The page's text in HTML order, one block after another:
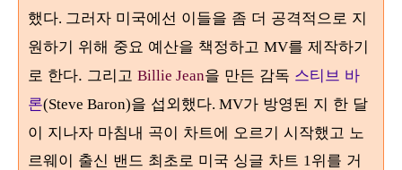
했다. 그러자 미국에선 이들을 좀 더 공격적으로 지
원하기 위해 중요 예산을 책정하고 MV를 제작하기
로 한다. 그리고 Billie Jean을 만든 감독 스티브 바
론(Steve Baron)을 섭외했다. MV가 방영된 지 한 달
이 지나자 마침내 곡이 차트에 오르기 시작했고 노
르웨이 출신 밴드 최초로 미국 싱글 차트 1 위를 거